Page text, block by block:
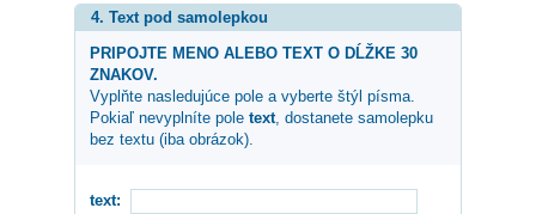
4. Text pod samolepkou
PRIPOJTE MENO ALEBO TEXT O DĹŽKE 30
ZNAKOV.
Vyplňte nasledujúce pole a vyberte štýl písma.
Pokiaľ nevyplníte pole text, dostanete samolepku
bez textu (iba obrázok).
text: